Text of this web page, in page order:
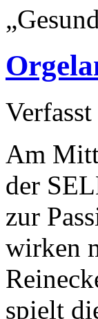
Verfasst
Am
der
zur
wirken
spielt